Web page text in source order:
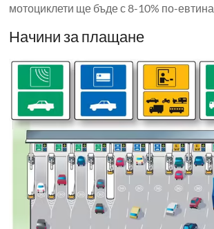
мотоциклети ще бъде с 8-10% по-евтина.
Начини за плащане